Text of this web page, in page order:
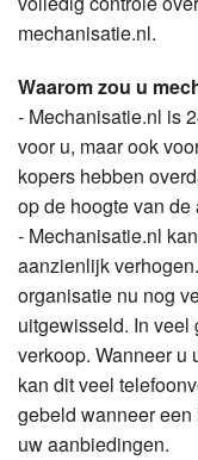
mechanisatie.nl.
Waarom zou u
- Mechanisatie.nl is
voor u, maar ook
kopers hebben
op de hoogte van
- Mechanisatie.nl
aanzienlijk
organisatie nu nog
uitgewisseld. In veel
verkoop. Wanneer u
kan dit veel
gebeld wanneer
uw aanbiedingen.